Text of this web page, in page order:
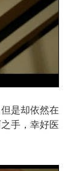
是却依然在
手，幸好医